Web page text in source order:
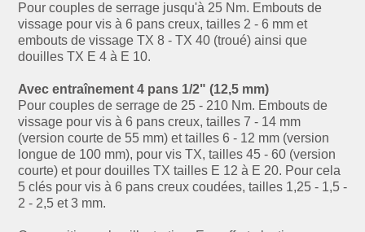
Pour couples de serrage jusqu'à 25 Nm. Embouts de
vissage pour vis à 6 pans creux, tailles 2 - 6 mm et
embouts de vissage TX 8 - TX 40 (troué) ainsi que
douilles TX E 4 à E 10.
Avec entraînement 4 pans 1/2" (12,5 mm)
Pour couples de serrage de 25 - 210 Nm. Embouts de
vissage pour vis à 6 pans creux, tailles 7 - 14 mm
(version courte de 55 mm) et tailles 6 - 12 mm (version
longue de 100 mm), pour vis TX, tailles 45 - 60 (version
courte) et pour douilles TX tailles E 12 à E 20. Pour cela
5 clés pour vis à 6 pans creux coudées, tailles 1,25 - 1,5 -
2 - 2,5 et 3 mm.